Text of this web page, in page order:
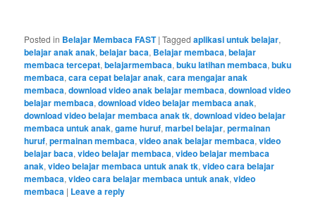
Posted in Belajar Membaca FAST |Tagged aplikasi untuk belajar,
belajar anak anak,belajar baca, Belajar membaca,belajar
membaca tercepat,belajarmembaca,buku latihan membaca,buku
membaca,cara cepat belajar anak,cara mengajar anak
membaca,download video anak belajar membaca,download video
belajar membaca,download video belajar membaca anak,
download video belajar membaca anak tk,download video belajar
membaca untuk anak,game huruf,marbel belajar,permainan
huruf,permainan membaca,video anak belajar membaca,video
belajar baca,video belajar membaca,video belajar membaca
anak,video belajar membaca untuk anak tk,video cara belajar
membaca,video cara belajar membaca untuk anak,video
membaca | Leave a reply